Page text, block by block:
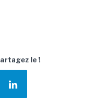
le !